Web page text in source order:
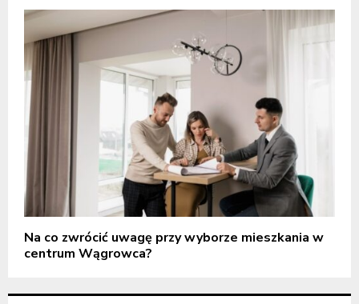
Na co zwrócić uwagę przy wyborze mieszkania w
centrum Wągrowca?